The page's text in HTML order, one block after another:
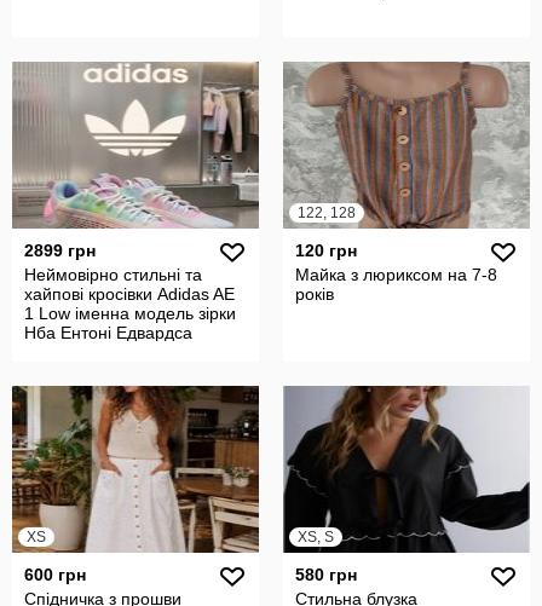
2899 грн
Неймовірно стильні та
хайпові кросівки Adidas AE
1 Low іменна модель зірки
Нба Ентоні Едвардса
122, 128
120 грн
Майка з люриксом на 7-8
років
XS
600 грн
Спідничка з прошви
XS, S
580 грн
Стильна блузка